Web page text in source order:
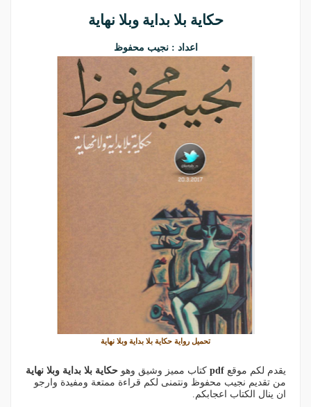
حكاية بلا بداية وبلا نهاية
اعداد : نجيب محفوظ
تحميل رواية حكاية بلا بداية وبلا نهاية
يقدم لكم موقع pdf كتاب مميز وشيق وهو حكاية بلا بداية وبلا نهاية
من تقديم نجيب محفوظ ونتمنى لكم قراءة ممتعة ومفيدة وارجو
ان ينال الكتاب اعجابكم.